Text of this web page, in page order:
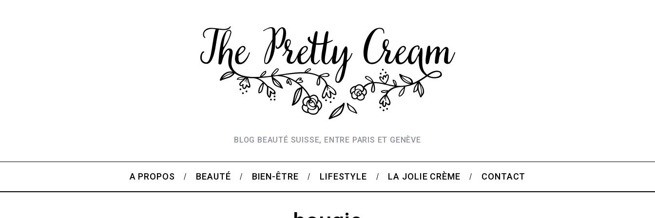
BLOG BEAUTÉ SUISSE, ENTRE PARIS ET GENÈVE
A PROPOS BEAUTÉ BIEN-ÊTRE LIFESTYLE LA JOLIE CRÈME CONTACT